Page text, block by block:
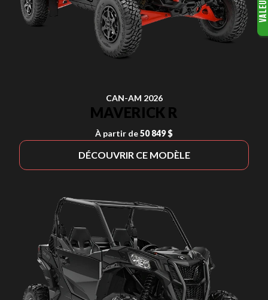
CAN-AM 2026
MAVERICK R
À partir de50 849 $
DÉCOUVRIR CE MODÈLE